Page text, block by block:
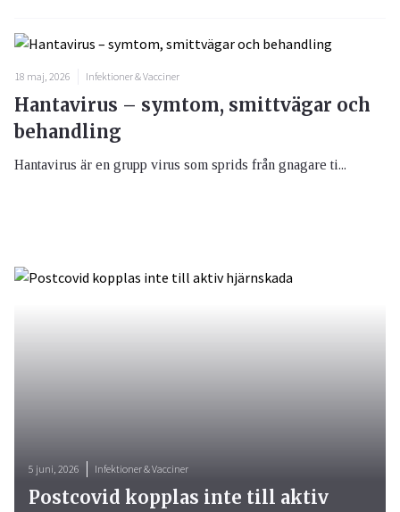
18 maj, 2026 Infektioner & Vacciner
Hantavirus – symtom, smittvägar och
behandling
Hantavirus är en grupp virus som sprids från gnagare ti...
5 juni, 2026 Infektioner & Vacciner
Postcovid kopplas inte till aktiv